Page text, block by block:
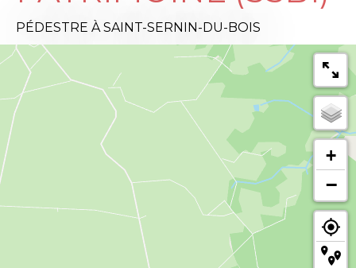
PÉDESTRE À SAINT-SERNIN-DU-BOIS
+
−